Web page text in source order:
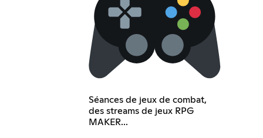
Séances de jeux de combat,
des streams de jeux RPG
MAKER...